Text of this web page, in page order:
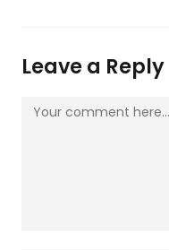
Leave a Reply